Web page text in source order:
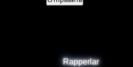
Rapperlar